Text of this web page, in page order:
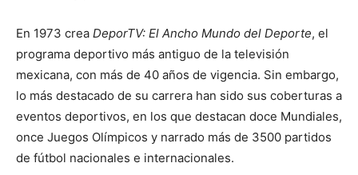
En 1973 crea DeporTV: El Ancho Mundo del Deporte, el
programa deportivo más antiguo de la televisión
mexicana, con más de 40 años de vigencia. Sin embargo,
lo más destacado de su carrera han sido sus coberturas a
eventos deportivos, en los que destacan doce Mundiales,
once Juegos Olímpicos y narrado más de 3500 partidos
de fútbol nacionales e internacionales.